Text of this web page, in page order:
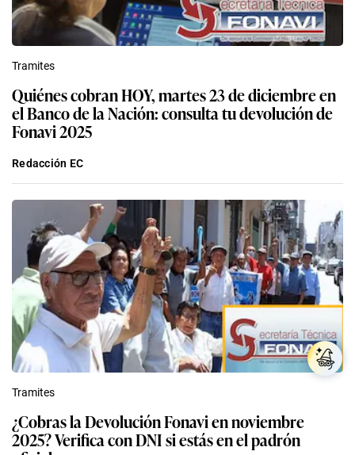
Tramites
Quiénes cobran HOY, martes 23 de diciembre en
el Banco de la Nación: consulta tu devolución de
Fonavi 2025
Redacción EC
Tramites
¿Cobras la Devolución Fonavi en noviembre
2025? Verifica con DNI si estás en el padrón